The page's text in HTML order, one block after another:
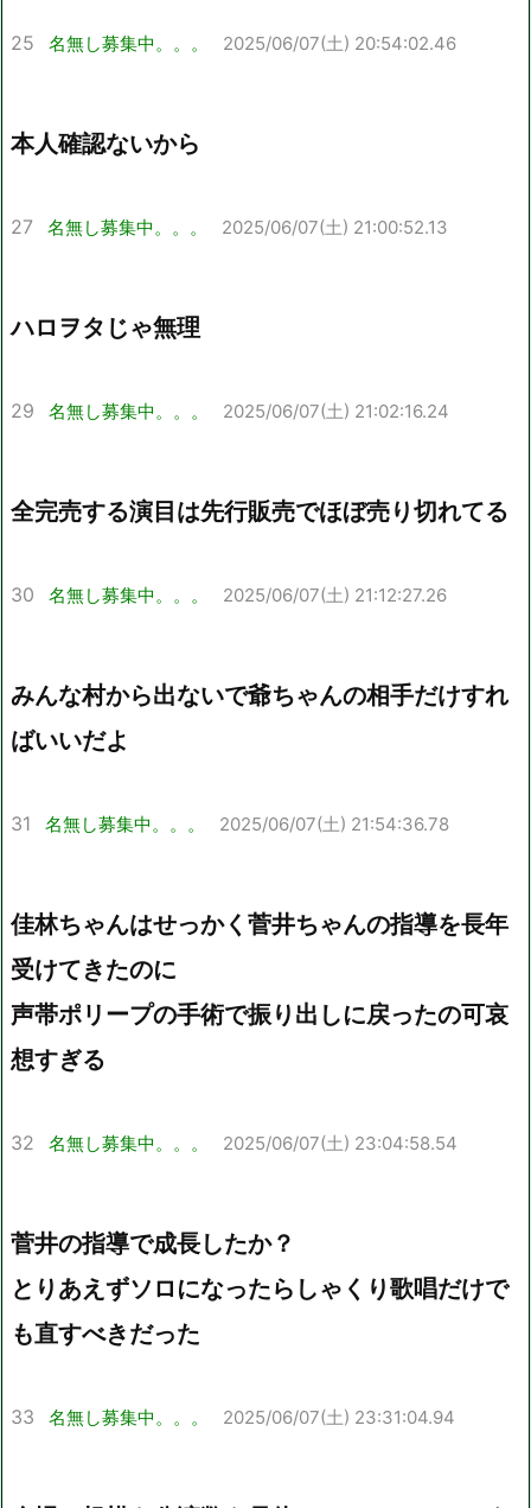
25 名無し募集中。。。 2025/06/07(土) 20:54:02.46
本人確認ないから
27 名無し募集中。。。 2025/06/07(土) 21:00:52.13
ハロヲタじゃ無理
29 名無し募集中。。。 2025/06/07(土) 21:02:16.24
全完売する演目は先行販売でほぼ売り切れてる
30 名無し募集中。。。 2025/06/07(土) 21:12:27.26
みんな村から出ないで爺ちゃんの相手だけすれ
ばいいだよ
31 名無し募集中。。。 2025/06/07(土) 21:54:36.78
佳林ちゃんはせっかく菅井ちゃんの指導を長年
受けてきたのに
声帯ポリープの手術で振り出しに戻ったの可哀
想すぎる
32 名無し募集中。。。 2025/06/07(土) 23:04:58.54
菅井の指導で成長したか？
とりあえずソロになったらしゃくり歌唱だけで
も直すべきだった
33 名無し募集中。。。 2025/06/07(土) 23:31:04.94